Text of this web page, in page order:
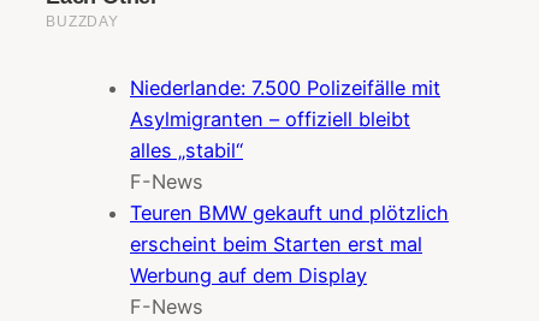
Niederlande: 7.500 Polizeifälle mit
Asylmigranten – offiziell bleibt
alles „stabil“
F-News
Teuren BMW gekauft und plötzlich
erscheint beim Starten erst mal
Werbung auf dem Display
F-News